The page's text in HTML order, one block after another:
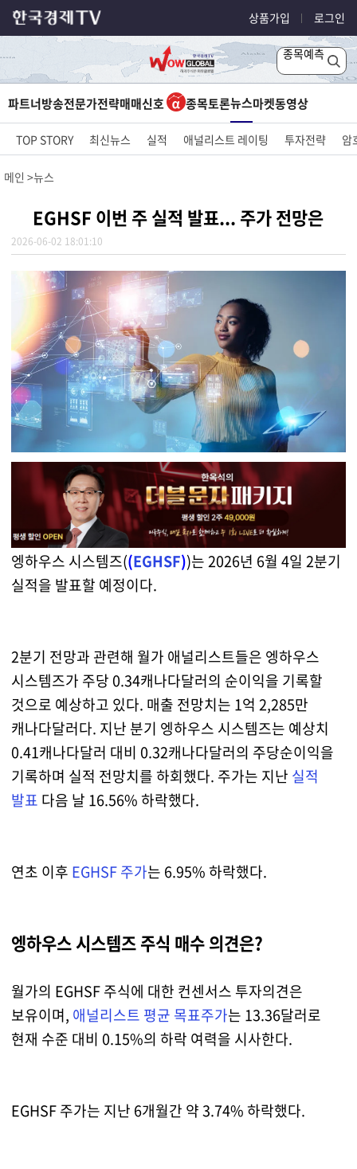
상품가입 로그인
종목예측
파트너방송전문가전략매매신호 종목토론뉴스마켓동영상
TOP STORY 최신뉴스 실적 애널리스트 레이팅 투자전략 암
메인 뉴스
EGHSF 이번 주 실적 발표... 주가 전망은
2026-06-02 18:01:10
엥하우스 시스템즈((EGHSF))는 2026년 6월 4일 2분기
실적을 발표할 예정이다.
2분기 전망과 관련해 월가 애널리스트들은 엥하우스
시스템즈가 주당 0.34캐나다달러의 순이익을 기록할
것으로 예상하고 있다. 매출 전망치는 1억 2,285만
캐나다달러다. 지난 분기 엥하우스 시스템즈는 예상치
0.41캐나다달러 대비 0.32캐나다달러의 주당순이익을
기록하며 실적 전망치를 하회했다. 주가는 지난 실적
발표 다음 날 16.56% 하락했다.
연초 이후 EGHSF 주가는 6.95% 하락했다.
엥하우스 시스템즈 주식 매수 의견은?
월가의 EGHSF 주식에 대한 컨센서스 투자의견은
보유이며, 애널리스트 평균 목표주가는 13.36달러로
현재 수준 대비 0.15%의 하락 여력을 시사한다.
EGHSF 주가는 지난 6개월간 약 3.74% 하락했다.